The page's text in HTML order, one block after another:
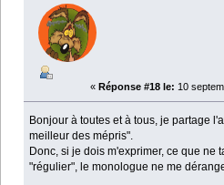
« Réponse #18 le: 10
Bonjour à toutes et à tous, je partage
meilleur des mépris".
Donc, si je dois m'exprimer, ce que ne
"régulier", le monologue ne me